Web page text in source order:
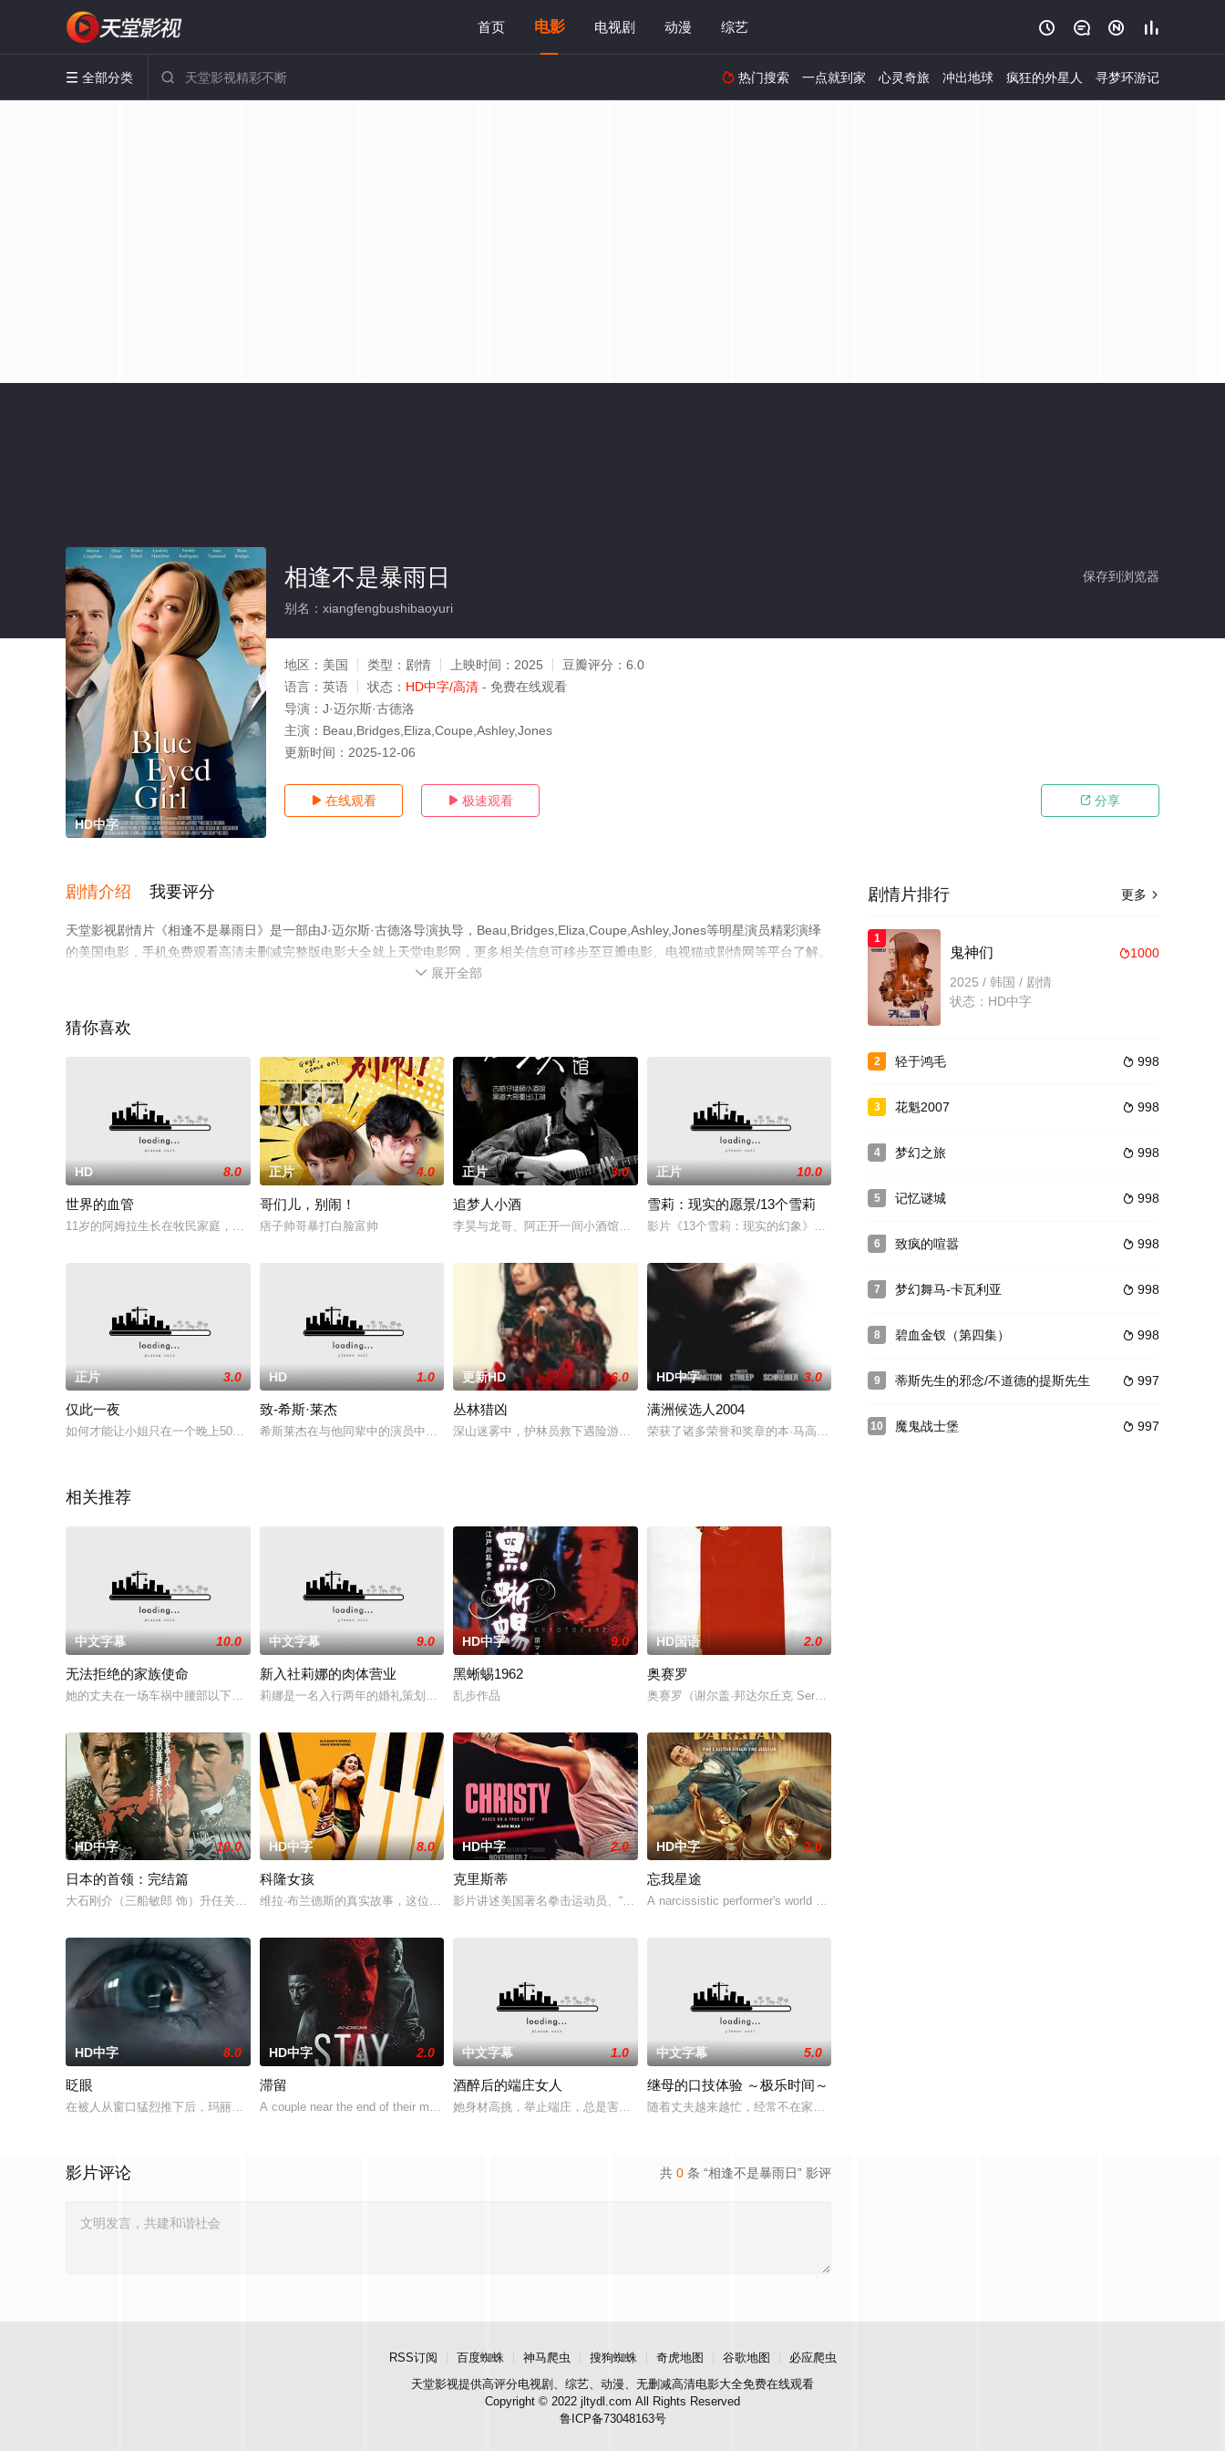
首页 电影 电视剧 动漫 综艺    
 全部分类   热门搜索 一点就到家 心灵奇旅 冲出地球 疯狂的外星人 寻梦环游记
HD中字
保存到浏览器
相逢不是暴雨日
别名：xiangfengbushibaoyuri
地区： 美国 类型： 剧情 上映时间： 2025 豆瓣评分： 6.0
语言： 英语 状态： HD中字/高清 - 免费在线观看
导演： J·迈尔斯·古德洛
主演： Beau,Bridges,Eliza,Coupe,Ashley,Jones
更新时间： 2025-12-06
 在线观看  极速观看  分享
剧情介绍 我要评分
天堂影视剧情片《相逢不是暴雨日》是一部由J·迈尔斯·古德洛导演执导，Beau,Bridges,Eliza,Coupe,Ashley,Jones等明星演员精彩演绎
的美国电影，手机免费观看高清未删减完整版电影大全就上天堂电影网，更多相关信息可移步至豆瓣电影、电视猫或剧情网等平台了解。
 展开全部
猜你喜欢
HD 8.0
世界的血管
11岁的阿姆拉生长在牧民家庭，他非常喜欢唱歌，一心想参加电视台《蒙古达人秀》的比赛。他的父亲
正片 4.0
哥们儿，别闹！
痞子帅哥暴打白脸富帅
正片 3.0
追梦人小酒
李昊与龙哥、阿正开一间小酒馆。一个女孩的出现改变了平静的酒吧，李昊对她一见钟情，本想用歌声打
正片 10.0
雪莉：现实的愿景/13个雪莉
影片《13个雪莉：现实的幻象》用美国画家爱德华bull;霍普的13幅绝世名画构成了美国社会历
正片 3.0
仅此一夜
如何才能让小姐只在一个晚上50000美元？......一旦安妮偷听和当地冰球小组组织的年度庆
HD 1.0
致-希斯·莱杰
希斯莱杰在与他同辈中的演员中可算是功成名就，可悲的是，在2008年1月22日，这名被新加入到
更新HD 6.0
丛林猎凶
深山迷雾中，护林员救下遇险游客，却陷入连环袭击的致命迷局。枪声骤响，同伴接连遇害，猜忌在人群
HD中字 3.0
满洲候选人2004
荣获了诸多荣誉和奖章的本·马高（丹泽尔·华盛顿 Denzel Washington 饰）当年
相关推荐
中文字幕 10.0
无法拒绝的家族使命
她的丈夫在一场车祸中腰部以下瘫痪，他们的性生活戛然而止，她的欲望也开始滋生。她就这样日复一日
中文字幕 9.0
新入社莉娜的肉体营业
莉娜是一名入行两年的婚礼策划师，由于行业低迷，她的公司面临破产。她竭尽全力从一家大型贷款机构
HD中字 9.0
黑蜥蜴1962
乱步作品
HD国语 2.0
奥赛罗
奥赛罗（谢尔盖·邦达尔丘克 Sergei Bondarchuk 饰）是骁勇善战的大将军，元老
HD中字 10.0
日本的首领：完结篇
大石刚介（三船敏郎 饰）升任关东同盟理事长，与中岛组佐仓一诚（佐分利信 饰）势均力敌，维持着
HD中字 8.0
科隆女孩
维拉·布兰德斯的真实故事，这位1970年代科隆音乐场景的青少年守护神，为了组织历史上最伟大的
HD中字 2.0
克里斯蒂
影片讲述美国著名拳击运动员、“女洛奇”克里斯蒂·马丁的故事。克里斯蒂来自美国西弗吉尼亚州小镇
HD中字 2.0
忘我星途
A narcissistic performer's world crumbles
HD中字 8.0
眨眼
在被人从窗口猛烈推下后，玛丽在医院醒来，几乎完全瘫痪。被困在自己身体的监狱里，玛丽唯一的交流
HD中字 2.0
滞留
A couple near the end of their marriage begin
中文字幕 1.0
酒醉后的端庄女人
她身材高挑，举止端庄，总是害羞、安静、内敛，让人难以接近。我不知道她在想什么，但这恰恰是我觉
中文字幕 5.0
继母的口技体验 ～极乐时间～
随着丈夫越来越忙，经常不在家，孤独的继母便独自在浴室里自慰，却被继子耕平撞见。耕平被继母的淫
共 0 条 “相逢不是暴雨日” 影评
影片评论
更多 
剧情片排行
1
1000
鬼神们
2025 / 韩国 / 剧情
状态：HD中字
2  998
轻于鸿毛
3  998
花魁2007
4  998
梦幻之旅
5  998
记忆谜城
6  998
致疯的喧嚣
7  998
梦幻舞马-卡瓦利亚
8  998
碧血金钗（第四集）
9  997
蒂斯先生的邪念/不道德的提斯先生
10  997
魔鬼战士堡
RSS订阅 百度蜘蛛 神马爬虫 搜狗蜘蛛 奇虎地图 谷歌地图
必应爬虫
天堂影视提供高评分电视剧、综艺、动漫、无删减高清电影大全免费在线观看
Copyright © 2022 jltydl.com All Rights Reserved
鲁ICP备73048163号